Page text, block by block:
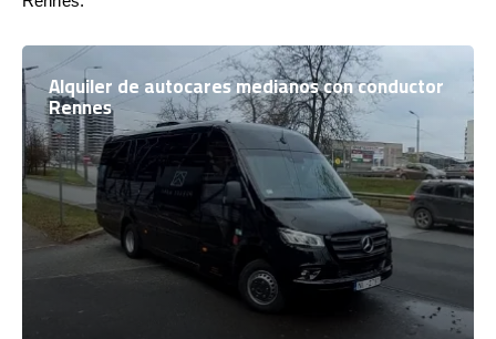
Alquiler de autocares medianos con conductor
Rennes